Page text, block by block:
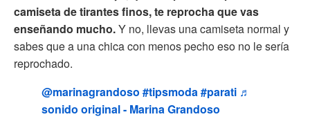
camiseta de tirantes finos, te reprocha que vas
enseñando mucho.Y no, llevas una camiseta normal y
sabes que a una chica con menos pecho eso no le sería
reprochado.
@marinagrandoso #tipsmoda#parati ♬
sonido original - Marina Grandoso